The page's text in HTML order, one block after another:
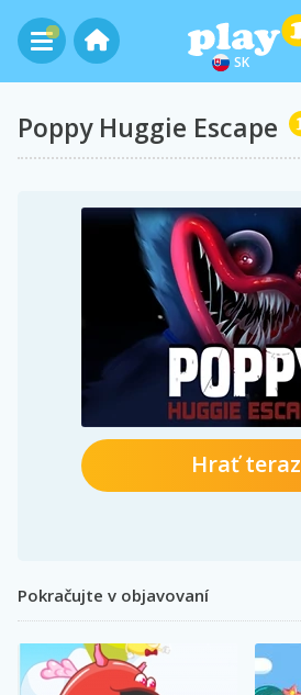
SK
Poppy Huggie Escape
Hrať teraz
Pokračujte v objavovaní